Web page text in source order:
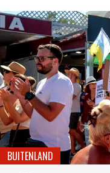
BUITENLAND